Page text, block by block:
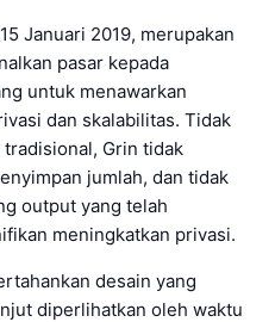
Januari 2019, merupakan
pasar kepada
untuk menawarkan
dan skalabilitas. Tidak
Grin tidak
jumlah, dan tidak
output yang telah
meningkatkan privasi.
desain yang
diperlihatkan oleh waktu